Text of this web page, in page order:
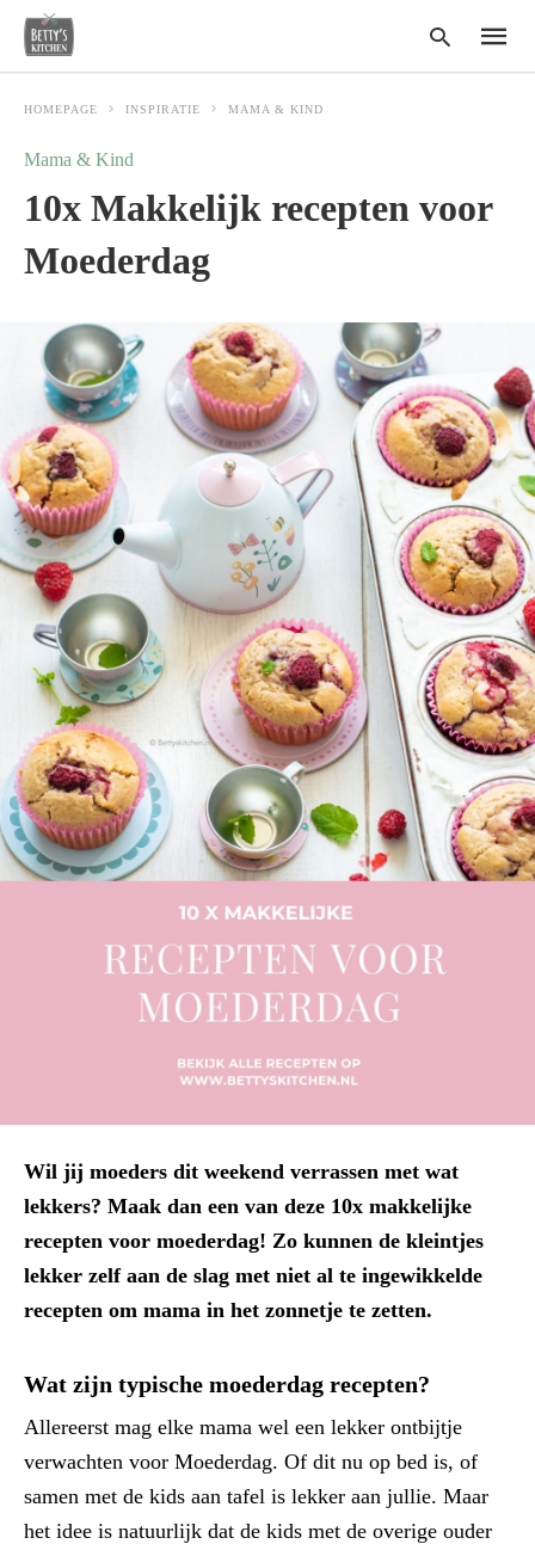
your
search
HOMEPAGE INSPIRATIE MAMA & KIND
Mama & Kind
10x Makkelijk recepten voor
Moederdag
Wil jij moeders dit weekend verrassen met wat
lekkers? Maak dan een van deze 10x makkelijke
recepten voor moederdag! Zo kunnen de kleintjes
lekker zelf aan de slag met niet al te ingewikkelde
recepten om mama in het zonnetje te zetten.
Wat zijn typische moederdag recepten?
Allereerst mag elke mama wel een lekker ontbijtje
verwachten voor Moederdag. Of dit nu op bed is, of
samen met de kids aan tafel is lekker aan jullie. Maar
het idee is natuurlijk dat de kids met de overige ouder